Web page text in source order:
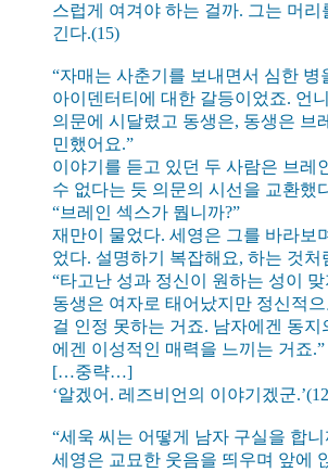
스럽게 여겨야 하는 걸까. 그는 머
긴다.(15)
“자매는 사춘기를 보내면서 심한 병
아이덴터티에 대한 갈등이었죠. 언
의문에 시달렸고 동생은, 동생은 브
민했어요.”
이야기를 듣고 있던 두 사람은 브레
수 없다는 듯 의문의 시선을 교환했
“브레인 섹스가 뭡니까?”
재만이 물었다. 세영은 그를 바라보
었다. 설명하기 복잡해요, 하는 것처
“타고난 성과 정신이 원하는 성이
동생은 여자로 태어났지만 정신적
걸 인정 못하는 거죠. 남자에겐 동
에겐 이성적인 매력을 느끼는 거죠.”
[…중략…]
‘알겠어. 레즈비언의 이야기겠군
“세욱 씨는 어떻게 남자 구실을 합니
세영은 교묘한 웃음을 띄우며 앞에